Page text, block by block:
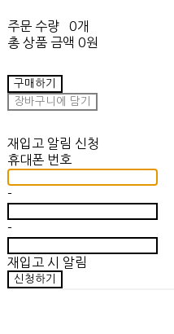
주문 수량
0개
총 상품 금액 0원
구매하기
장바구니에 담기
재입고 알림 신청
휴대폰 번호
-
-
재입고 시 알림
신청하기